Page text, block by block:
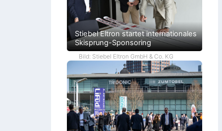
Stiebel Eltron startet internationales
Skisprung-Sponsoring
Bild: Stiebel Eltron GmbH & Co. KG